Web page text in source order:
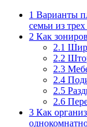
1 Варианты
семьи из
2 Как
2.1
2.2
2.3
2.4
2.5
2.6
3 Как